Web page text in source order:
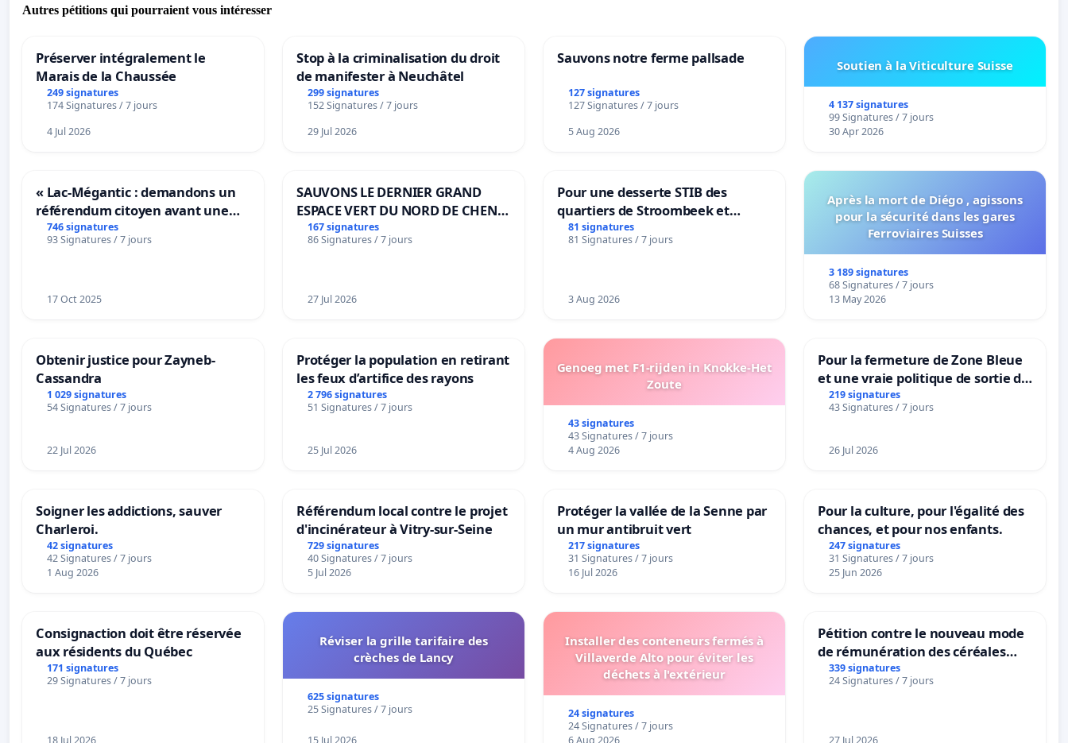
Autres pétitions qui pourraient vous intéresser
Préserver intégralement le
Marais de la Chaussée
249 signatures
174 Signatures / 7 jours
4 Jul 2026
Stop à la criminalisation du droit
de manifester à Neuchâtel
299 signatures
152 Signatures / 7 jours
29 Jul 2026
Sauvons notre ferme pallsade
127 signatures
127 Signatures / 7 jours
5 Aug 2026
Soutien à la Viticulture Suisse
4 137 signatures
99 Signatures / 7 jours
30 Apr 2026
« Lac-Mégantic : demandons un
référendum citoyen avant une
transformation irréversible de
notre territoire »
746 signatures
93 Signatures / 7 jours
17 Oct 2025
SAUVONS LE DERNIER GRAND
ESPACE VERT DU NORD DE CHENE-
BOUGERIES
167 signatures
86 Signatures / 7 jours
27 Jul 2026
Pour une desserte STIB des
quartiers de Stroombeek et
Beauval - Voor een MIVB-
bediening van de wijken
81 signatures
81 Signatures / 7 jours
3 Aug 2026
Après la mort de Diégo , agissons
pour la sécurité dans les gares
Ferroviaires Suisses
3 189 signatures
68 Signatures / 7 jours
13 May 2026
Obtenir justice pour Zayneb-
Cassandra
1 029 signatures
54 Signatures / 7 jours
22 Jul 2026
Protéger la population en retirant
les feux d’artifice des rayons
2 796 signatures
51 Signatures / 7 jours
25 Jul 2026
Genoeg met F1-rijden in Knokke-Het
Zoute
43 signatures
43 Signatures / 7 jours
4 Aug 2026
Pour la fermeture de Zone Bleue
et une vraie politique de sortie de
la dépendance
219 signatures
43 Signatures / 7 jours
26 Jul 2026
Soigner les addictions, sauver
Charleroi.
42 signatures
42 Signatures / 7 jours
1 Aug 2026
Référendum local contre le projet
d'incinérateur à Vitry-sur-Seine
729 signatures
40 Signatures / 7 jours
5 Jul 2026
Protéger la vallée de la Senne par
un mur antibruit vert
217 signatures
31 Signatures / 7 jours
16 Jul 2026
Pour la culture, pour l'égalité des
chances, et pour nos enfants.
247 signatures
31 Signatures / 7 jours
25 Jun 2026
Consignaction doit être réservée
aux résidents du Québec
171 signatures
29 Signatures / 7 jours
18 Jul 2026
Réviser la grille tarifaire des
crèches de Lancy
625 signatures
25 Signatures / 7 jours
15 Jul 2026
Installer des conteneurs fermés à
Villaverde Alto pour éviter les
déchets à l'extérieur
24 signatures
24 Signatures / 7 jours
6 Aug 2026
Pétition contre le nouveau mode
de rémunération des céréales
panifiables de Swiss granum basé
sur la teneur en protéines
339 signatures
24 Signatures / 7 jours
27 Jul 2026